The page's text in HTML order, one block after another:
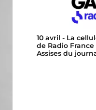
10 avril - La
de Radio
Assises du